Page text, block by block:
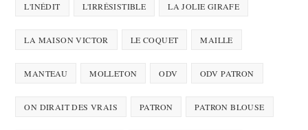
L'INÉDIT L'IRRÉSISTIBLE LA JOLIE GIRAFE
LA MAISON VICTOR LE COQUET MAILLE
MANTEAU MOLLETON ODV ODV PATRON
ON DIRAIT DES VRAIS PATRON PATRON BLOUSE